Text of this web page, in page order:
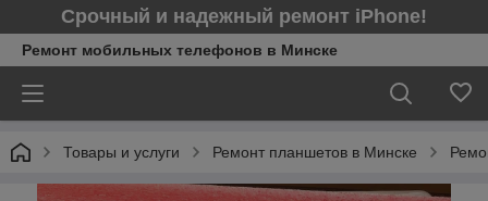
Срочный и надежный ремонт iPhone!
Ремонт мобильных телефонов в Минcке
Товары и услуги Ремонт планшетов в Минске